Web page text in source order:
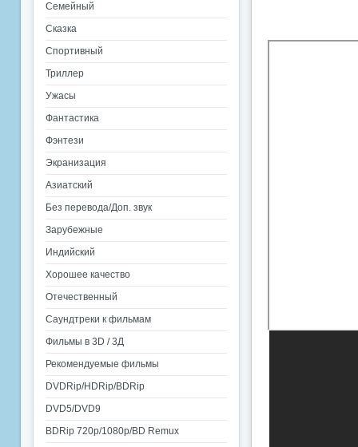
Семейный
Сказка
Спортивный
Триллер
Ужасы
Фантастика
Фэнтези
Экранизация
Азиатский
Без перевода/Доп. звук
Зарубежные
Индийский
Хорошее качество
Отечественный
Саундтреки к фильмам
Фильмы в 3D / 3Д
Рекомендуемые фильмы
DVDRip/HDRip/BDRip
DVD5/DVD9
BDRip 720p/1080p/BD Remux